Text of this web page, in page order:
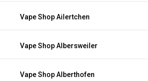
Vape Shop Ailertchen
Vape Shop Albersweiler
Vape Shop Alberthofen